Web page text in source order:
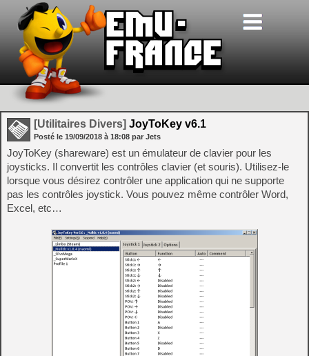
[Utilitaires Divers] JoyToKey v6.1
Posté le 19/09/2018 à 18:08 par Jets
JoyToKey (shareware) est un émulateur de clavier pour les
joysticks. Il convertit les contrôles clavier (et souris). Utilisez-le
lorsque vous désirez contrôler une application qui ne supporte
pas les contrôles joystick. Vous pouvez même contrôler Word,
Excel, etc…